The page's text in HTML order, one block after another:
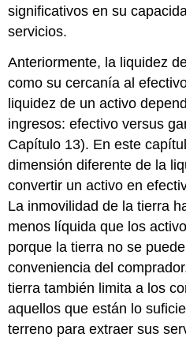
significativos en su
servicios.
Anteriormente, la liquidez
como su cercanía al
liquidez de un activo
ingresos: efectivo versus
Capítulo 13). En este
dimensión diferente de la
convertir un activo en
La inmovilidad de la tierra
menos líquida que los
porque la tierra no se
conveniencia del
tierra también limita a los
aquellos que están lo
terreno para extraer sus